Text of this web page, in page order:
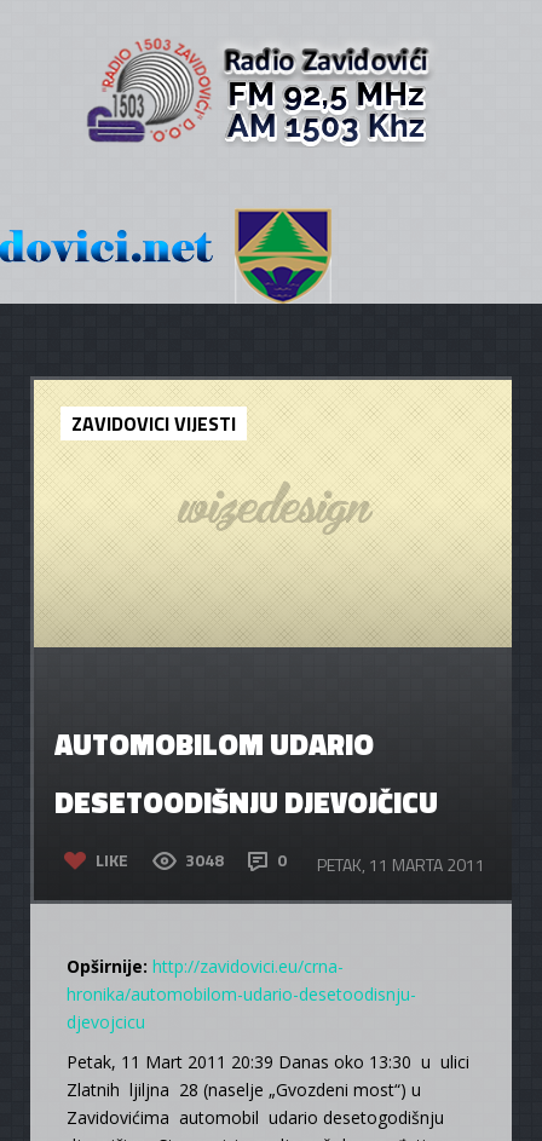
AUTOMOBILOM UDARIO
DESETOODIŠNJU DJEVOJČICU
LIKE 3048 0 PETAK, 11 MARTA 2011
ZAVIDOVICI VIJESTI
Opširnije: http://zavidovici.eu/crna-
hronika/automobilom-udario-desetoodisnju-
djevojcicu
Petak, 11 Mart 2011 20:39 Danas oko 13:30 u ulici
Zlatnih ljiljna 28 (naselje „Gvozdeni most“) u
Zavidovićima automobil udario desetogodišnju